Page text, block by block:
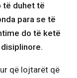
të duhet të
para se të
do të ketë
që lojtarët që